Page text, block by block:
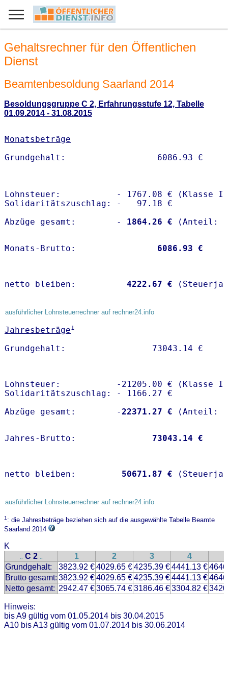
Gehaltsrechner für den Öffentlichen
Dienst
Beamtenbesoldung Saarland 2014
Besoldungsgruppe C 2, Erfahrungsstufe 12, Tabelle
01.09.2014 - 31.08.2015
Monatsbeträge
Lohnsteuer:           - 1767.08 € (Klasse I)
Solidaritätszuschlag: -   97.18 €
Abzüge gesamt:        -
1864.26 €
Monats-Brutto: 6086.93 €
netto bleiben: 4222.67 €
ausführlicher Lohnsteuerrechner auf rechner24.info
Jahresbeträge1
Lohnsteuer:           -21205.00 € (Klasse I)
Solidaritätszuschlag: - 1166.27 €
Abzüge gesamt:        -22371.27 €
Jahres-Brutto: 73043.14 €
netto bleiben: 50671.87 €
ausführlicher Lohnsteuerrechner auf rechner24.info
1: die Jahresbeträge beziehen sich auf die ausgewählte Tabelle Beamte
Saarland 2014
K
.. C 2 .. 1 2 3 4
Grundgehalt:
3823.92 €4029.65 €4235.39 €4441.13 €
Brutto gesamt: 3823.92 €4029.65 €4235.39 €4441.13 €
Netto gesamt: 2942.47 €3065.74 €3186.46 €3304.82 €
Hinweis:
bis A9 gültig vom 01.05.2014 bis 30.04.2015
A10 bis A13 gültig vom 01.07.2014 bis 30.06.2014